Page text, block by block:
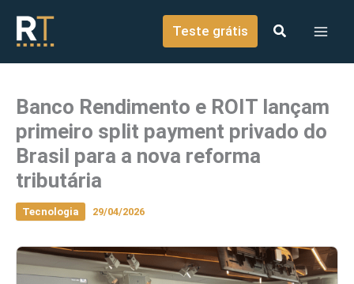
conteúdo
Teste grátis
Banco Rendimento e ROIT lançam
primeiro split payment privado do
Brasil para a nova reforma
tributária
Tecnologia 29/04/2026